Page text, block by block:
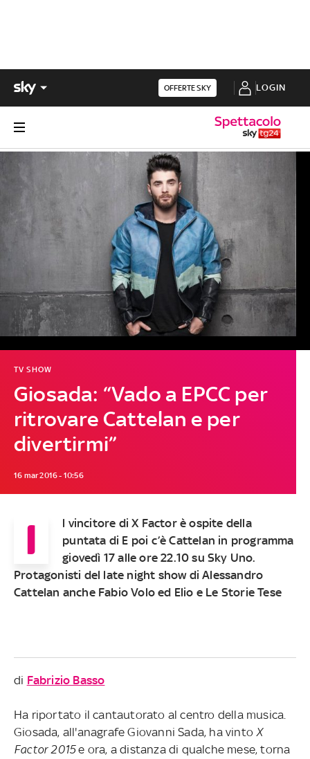
OFFERTE SKY LOGIN
Giosada: “Vado a EPCC per
ritrovare Cattelan e per
divertirmi”
TV SHOW
16 mar 2016 - 10:56
I
l vincitore di X Factor è ospite della
puntata di E poi c’è Cattelan in programma
giovedì 17 alle ore 22.10 su Sky Uno.
Protagonisti del late night show di Alessandro
Cattelan anche Fabio Volo ed Elio e Le Storie Tese
di Fabrizio Basso
Ha riportato il cantautorato al centro della musica.
Giosada, all'anagrafe Giovanni Sada, ha vinto X
Factor 2015e ora, a distanza di qualche mese, torna